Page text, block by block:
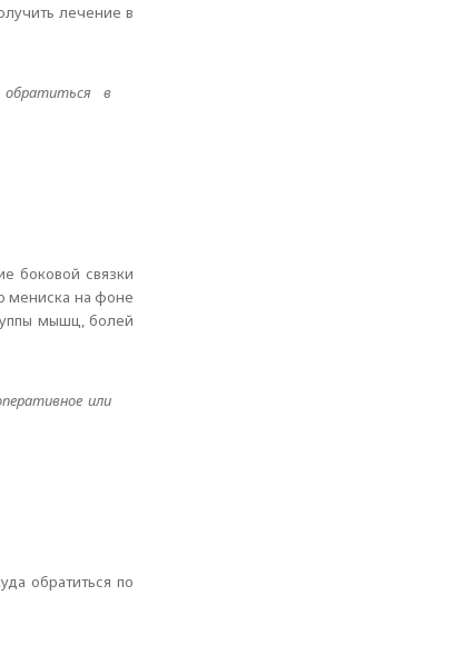
лечение в
обратиться в
боковой связки
мениска на фоне
мышц, болей
или
обратиться по